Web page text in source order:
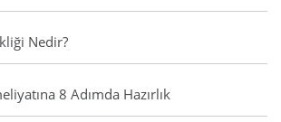
Nedir?
8 Adımda Hazırlık